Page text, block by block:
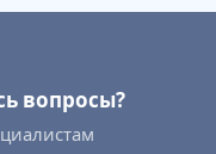
вопросы?